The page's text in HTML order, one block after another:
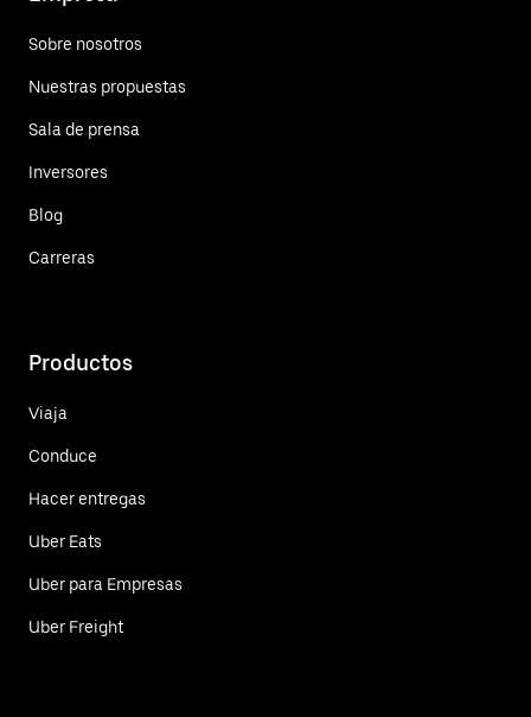
Sobre nosotros
Nuestras propuestas
Sala de prensa
Inversores
Blog
Carreras
Productos
Viaja
Conduce
Hacer entregas
Uber Eats
Uber para Empresas
Uber Freight